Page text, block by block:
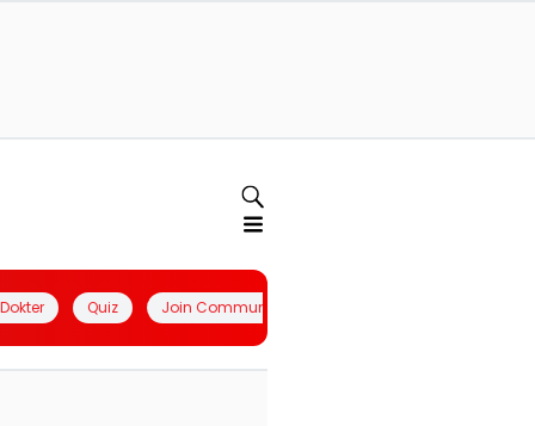
Quiz Join Community